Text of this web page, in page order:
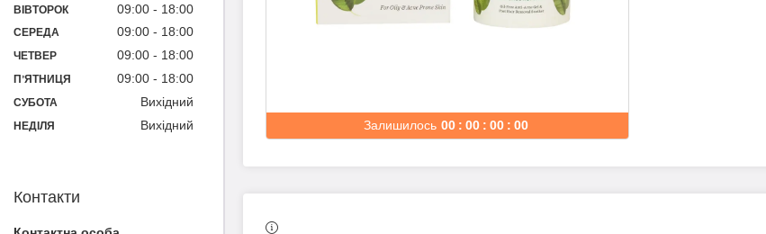
Залишилось 00 00 00 00
ВІВТОРОК 09:00 18:00
СЕРЕДА 09:00 18:00
ЧЕТВЕР 09:00 18:00
ПʼЯТНИЦЯ 09:00 18:00
СУБОТА Вихідний
НЕДІЛЯ Вихідний
Контакти